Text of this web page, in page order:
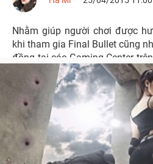
Nhằm giúp người chơi được
khi tham gia Final Bullet cũng
đồng tại các Gaming Center
khai chương trình IP Bonus với